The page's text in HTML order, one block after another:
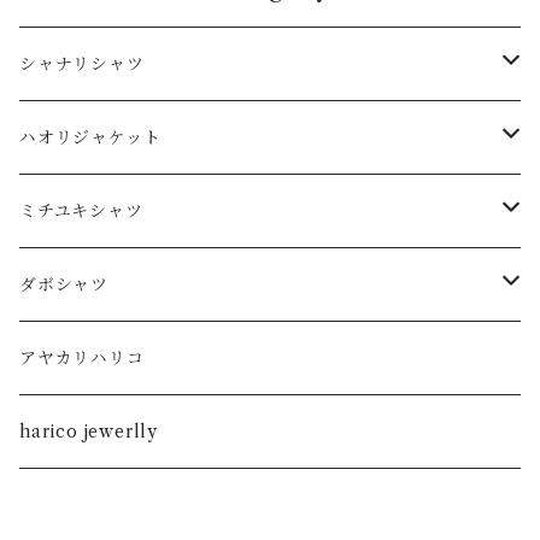
シャナリシャツ
長袖
XL
L
半袖
XL
L
ハオリジャケット
L
M
S
ミチユキシャツ
L
M
S
ダボシャツ
柿渋
XL
暮染
アヤカリハリコ
harico jewerlly